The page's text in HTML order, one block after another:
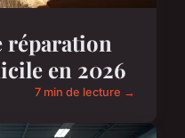
réparation
en 2026
7 min de lecture →